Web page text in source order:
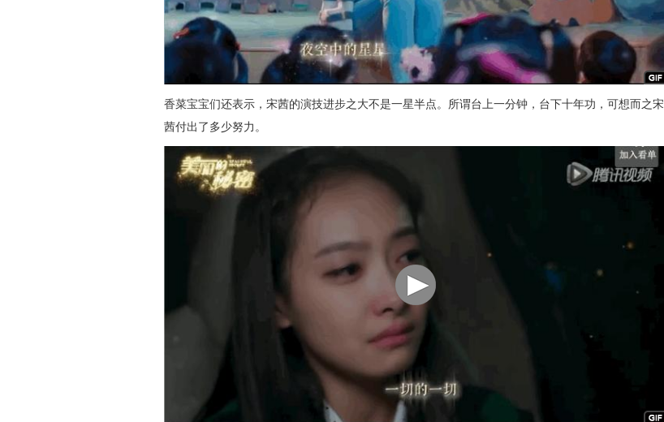
香菜宝宝们还表示，宋茜的演技进步之大不是一星半点。所谓台上一分钟，台下十年功，可想而之宋
茜付出了多少努力。